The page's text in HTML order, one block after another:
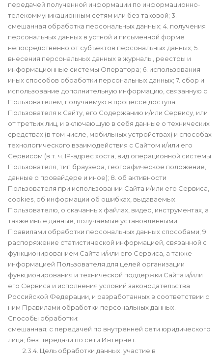
передачей полученной информации по информационно-
телекоммуникационным сетям или без таковой; 3.
смешанная обработка персональных данных; 4. получения
персональных данных в устной и письменной форме
непосредственно от субъектов персональных данных; 5.
внесения персональных данных в журналы, реестры и
информационные системы Оператора; 6. использования
иных способов обработки персональных данных; 7. сбор и
использование дополнительную информацию, связанную с
Пользователем, получаемую в процессе доступа
Пользователя к Сайту, его Содержанию и/или Сервису, или
от третьих лиц, и включающую в себя данные о технических
средствах (в том числе, мобильных устройствах) и способах
технологического взаимодействия с Сайтом и/или его
Сервисом (в т. ч. IP-адрес хоста, вид операционной системы
Пользователя, тип браузера, географическое положение,
данные о провайдере и иное); 8. об активности
Пользователя при использовании Сайта и/или его Сервиса,
cookies, об информации об ошибках, выдаваемых
Пользователю, о скачанных файлах, видео, инструментах, а
также иные данные, получаемые установленными
Правилами обработки персональных данных способами; 9.
распоряжение статистической информацией, связанной с
функционированием Сайта и/или его Сервиса, а также
информацией Пользователя для целей организации
функционирования и технической поддержки Сайта и/или
его Сервиса и исполнения условий законодательства
Российской Федерации, и разработанных в соответствии с
ним Правилами обработки персональных данных.
Способы обработки:
смешанная; с передачей по внутренней сети юридического
лица; без передачи по сети Интернет.
2.3.4. Цель обработки данных: участие в